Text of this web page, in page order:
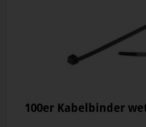
100er Kabelbinder